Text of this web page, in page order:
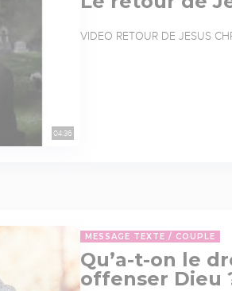
04:36
VIDEO RETOUR DE JESUS
MESSAGE TEXTE COUPLE
Qu’a-t-on le
offenser Dieu